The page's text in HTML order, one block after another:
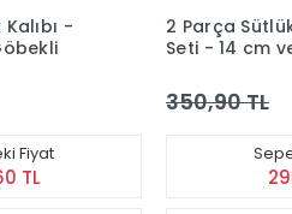
-
Fiyat
TL
2 Parça
Seti - 14 cm
350,90 TL